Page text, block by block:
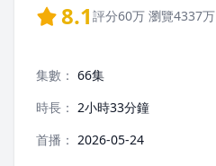
8.1 評分60万 瀏覽4337万
集數： 66集
時長： 2小時33分鐘
首播： 2026-05-24